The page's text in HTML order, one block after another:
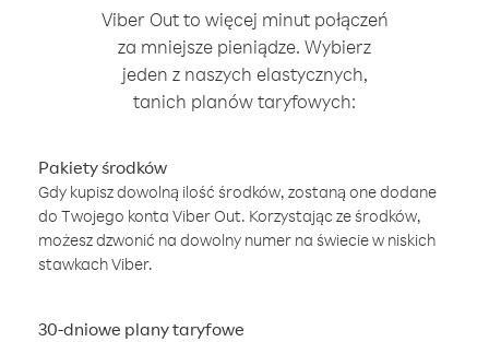
Viber Out to więcej minut połączeń
za mniejsze pieniądze. Wybierz
jeden z naszych elastycznych,
tanich planów taryfowych:
Pakiety środków
Gdy kupisz dowolną ilość środków, zostaną one dodane
do Twojego konta Viber Out. Korzystając ze środków,
możesz dzwonić na dowolny numer na świecie w niskich
stawkach Viber.
30-dniowe plany taryfowe